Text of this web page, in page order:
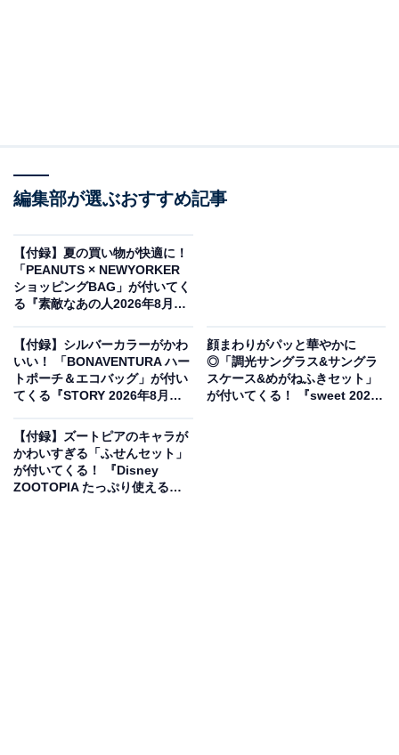
ット（画像出典：Amazon、以下同）
Gakkenから7月7日に発売される『大好きキャラでハン
ドメイド! てづくりクラブ ぷっくりシール&シール帳セッ
シール帳セット」が付いてきます。
編集部が選ぶおすすめ記事
【付録】夏の買い物が快適に！
「PEANUTS × NEWYORKER
ショッピングBAG」が付いてく
る『素敵なあの人2026年8月
【付録】シルバーカラーがかわ
いい！ 「BONAVENTURA ハー
トポーチ＆エコバッグ」が付い
てくる『STORY 2026年8月号
顔まわりがパッと華やかに
◎「調光サングラス&サングラ
スケース&めがねふきセット」
が付いてくる！ 『sweet 2026
【付録】ズートピアのキャラが
かわいすぎる「ふせんセット」
が付いてくる！ 『Disney
ZOOTOPIA たっぷり使える！